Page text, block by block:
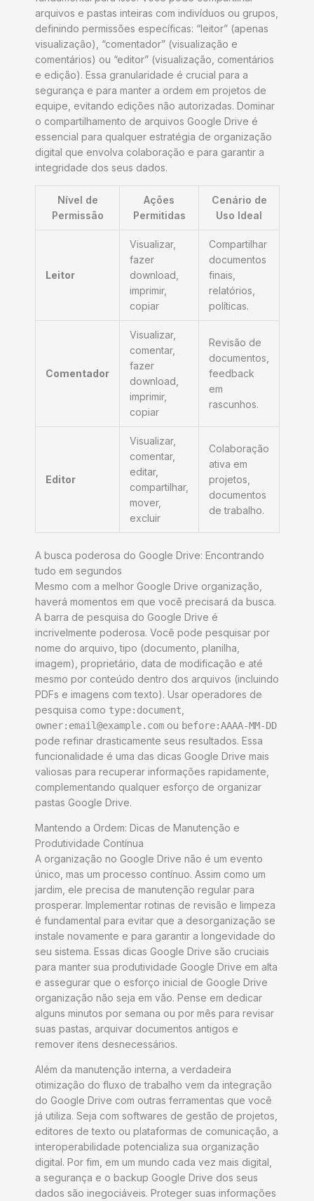
arquivos e pastas inteiras com indivíduos ou grupos,
definindo permissões específicas: “leitor” (apenas
visualização), “comentador” (visualização e
comentários) ou “editor” (visualização, comentários
e edição). Essa granularidade é crucial para a
segurança e para manter a ordem em projetos de
equipe, evitando edições não autorizadas. Dominar
o compartilhamento de arquivos Google Drive é
essencial para qualquer estratégia de organização
digital que envolva colaboração e para garantir a
integridade dos seus dados.
Nível de
Permissão
Ações
Permitidas
Cenário de
Uso Ideal
Leitor
Visualizar,
fazer
download,
imprimir,
copiar
Compartilhar
documentos
finais,
relatórios,
políticas.
Comentador
Visualizar,
comentar,
fazer
download,
imprimir,
copiar
Revisão de
documentos,
feedback
em
rascunhos.
Editor
Visualizar,
comentar,
editar,
compartilhar,
mover,
excluir
Colaboração
ativa em
projetos,
documentos
de trabalho.
A busca poderosa do Google Drive: Encontrando
tudo em segundos
Mesmo com a melhor Google Drive organização,
haverá momentos em que você precisará da busca.
A barra de pesquisa do Google Drive é
incrivelmente poderosa. Você pode pesquisar por
nome do arquivo, tipo (documento, planilha,
imagem), proprietário, data de modificação e até
mesmo por conteúdo dentro dos arquivos (incluindo
PDFs e imagens com texto). Usar operadores de
pesquisa como type:document
owner:email@example.com ou before:AAAA-MM-DD
pode refinar drasticamente seus resultados. Essa
funcionalidade é uma das dicas Google Drive mais
valiosas para recuperar informações rapidamente,
complementando qualquer esforço de organizar
pastas Google Drive.
Mantendo a Ordem: Dicas de Manutenção e
Produtividade Contínua
A organização no Google Drive não é um evento
único, mas um processo contínuo. Assim como um
jardim, ele precisa de manutenção regular para
prosperar. Implementar rotinas de revisão e limpeza
é fundamental para evitar que a desorganização se
instale novamente e para garantir a longevidade do
seu sistema. Essas dicas Google Drive são cruciais
para manter sua produtividade Google Drive em alta
e assegurar que o esforço inicial de Google Drive
organização não seja em vão. Pense em dedicar
alguns minutos por semana ou por mês para revisar
suas pastas, arquivar documentos antigos e
remover itens desnecessários.
Além da manutenção interna, a verdadeira
otimização do fluxo de trabalho vem da integração
do Google Drive com outras ferramentas que você
já utiliza. Seja com softwares de gestão de projetos,
editores de texto ou plataformas de comunicação, a
interoperabilidade potencializa sua organização
digital. Por fim, em um mundo cada vez mais digital,
a segurança e o backup Google Drive dos seus
dados são inegociáveis. Proteger suas informações